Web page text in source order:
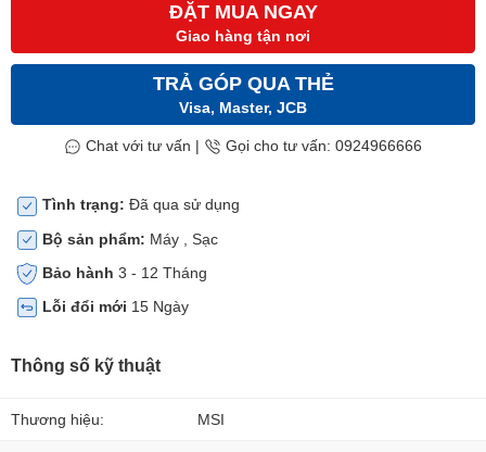
ĐẶT MUA NGAY
Giao hàng tận nơi
TRẢ GÓP QUA THẺ
Visa, Master, JCB
Chat với tư vấn | Gọi cho tư vấn: 0924966666
Tình trạng: Đã qua sử dụng
Bộ sản phẩm: Máy , Sạc
Bảo hành 3 - 12 Tháng
Lỗi đổi mới 15 Ngày
Thông số kỹ thuật
Thương hiệu: MSI